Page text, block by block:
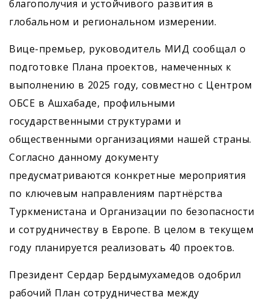
благополучия и устойчивого развития в
глобальном и региональном измерении.
Вице-премьер, руководитель МИД сообщал о
подготовке Плана проектов, намеченных к
выполнению в 2025 году, совместно с Центром
ОБСЕ в Ашхабаде, профильными
государственными структурами и
общественными организациями нашей страны.
Согласно данному документу
предусматриваются конкретные мероприятия
по ключевым направлениям партнёрства
Туркменистана и Организации по безопасности
и сотрудничеству в Европе. В целом в текущем
году планируется реализовать 40 проектов.
Президент Сердар Бердымухамедов одобрил
рабочий План сотрудничества между